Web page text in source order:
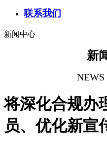
联系我们
新闻中心
新
NEWS
将深化合规办
员、优化新宣